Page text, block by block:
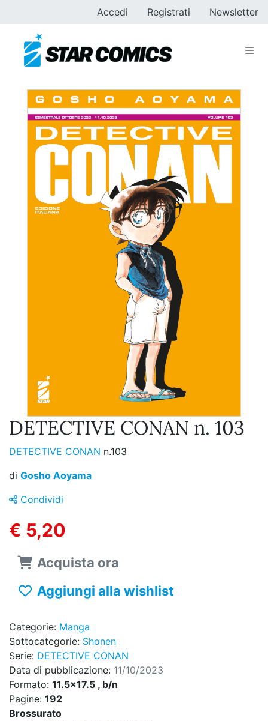
Accedi Registrati Newsletter
DETECTIVE CONAN n. 103
DETECTIVE CONAN n.103
di Gosho Aoyama
Condividi
€ 5,20
Acquista ora
Aggiungi alla wishlist
Categorie: Manga
Sottocategorie: Shonen
Serie: DETECTIVE CONAN
Data di pubblicazione: 11/10/2023
Formato: 11.5x17.5 , b/n
Pagine: 192
Brossurato